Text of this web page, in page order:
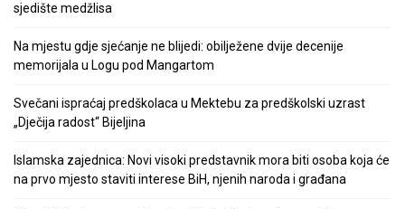
sjedište medžlisa
Na mjestu gdje sjećanje ne blijedi: obilježene dvije decenije
memorijala u Logu pod Mangartom
Svečani ispraćaj predškolaca u Mektebu za predškolski uzrast
„Dječija radost“ Bijeljina
Islamska zajednica: Novi visoki predstavnik mora biti osoba koja će
na prvo mjesto staviti interese BiH, njenih naroda i građana